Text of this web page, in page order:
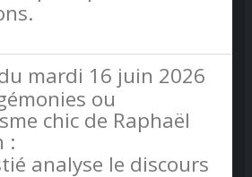
mardi 16 juin 2026
ou
chic de Raphaël
:
analyse le discours